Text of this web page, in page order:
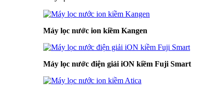
Máy lọc nước ion kiềm Kangen
Máy lọc nước điện giải iON kiềm Fuji Smart